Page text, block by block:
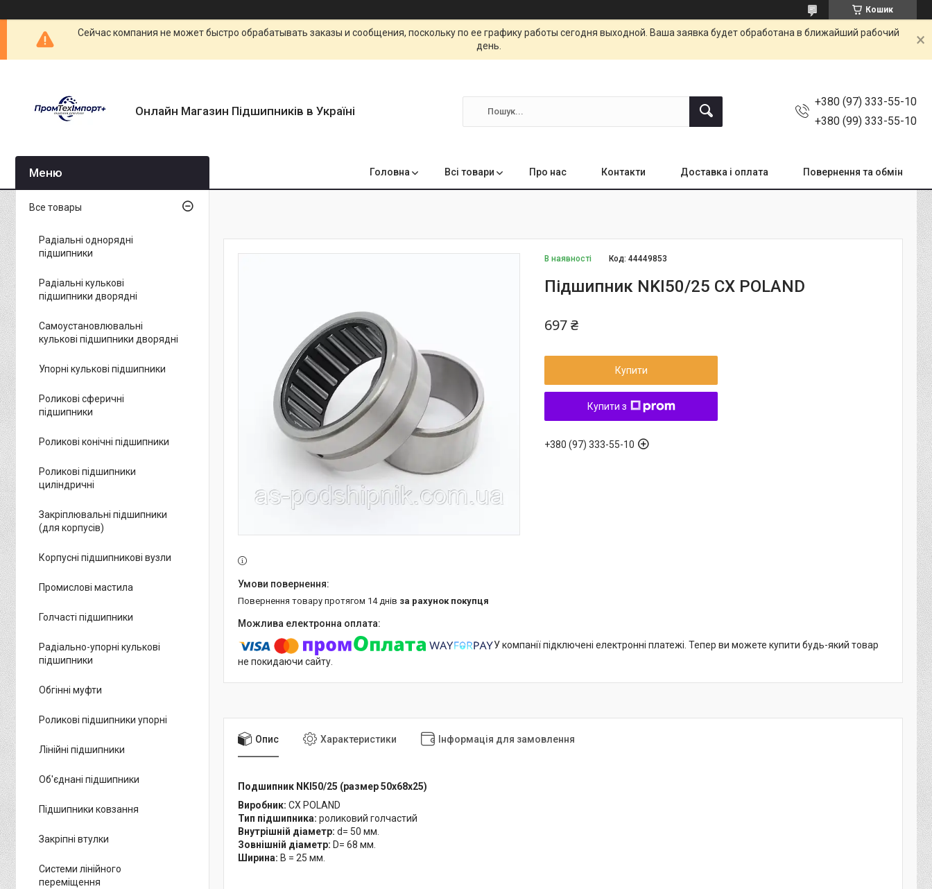
Кошик
Сейчас компания не может быстро обрабатывать заказы и сообщения, поскольку по ее графику работы сегодня выходной. Ваша заявка будет обработана в ближайший рабочий
день.
Онлайн Магазин Підшипників в Україні
+380 (97) 333-55-10
+380 (99) 333-55-10
Головна Всі товари Про нас Контакти Доставка і оплата Повернення та обмін
В наявності Код:44449853
Підшипник NKI50/25 CX POLAND
697 ₴
Купити
Купити з
+380 (97) 333-55-10
повернення товару протягом 14 днів за рахунок покупця
У компанії підключені електронні платежі. Тепер ви можете купити будь-який товар
не покидаючи сайту.
Опис Характеристики Інформація для замовлення
Подшипник NKI50/25 (размер 50x68x25)
Виробник: CX POLAND
Тип підшипника: роликовий голчастий
Внутрішній діаметр: d= 50 мм.
Зовнішній діаметр: D= 68 мм.
Ширина: B = 25 мм.
Все товары
Радіальні однорядні
підшипники
Радіальні кулькові
підшипники дворядні
Самоустановлювальні
кулькові підшипники дворядні
Упорні кулькові підшипники
Роликові сферичні
підшипники
Роликові конічні підшипники
Роликові підшипники
циліндричні
Закріплювальні підшипники
(для корпусів)
Корпусні підшипникові вузли
Промислові мастила
Голчасті підшипники
Радіально-упорні кулькові
підшипники
Обгінні муфти
Роликові підшипники упорні
Лінійні підшипники
Об'єднані підшипники
Підшипники ковзання
Закріпні втулки
Системи лінійного
переміщення